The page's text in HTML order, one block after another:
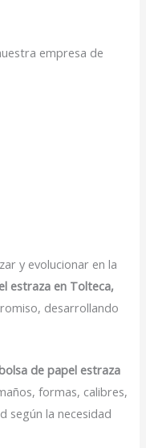
empresa de
y evolucionar en la
estraza en Tolteca,
desarrollando
de papel estraza
formas, calibres,
según la necesidad